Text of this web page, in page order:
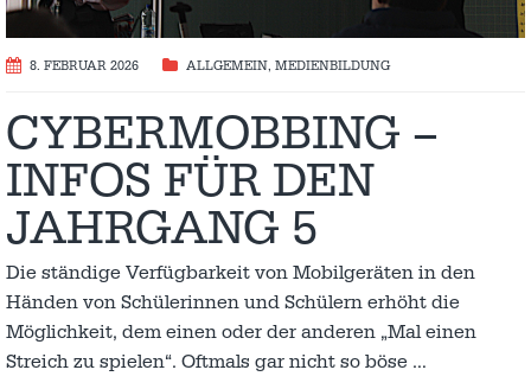
8. FEBRUAR 2026 ALLGEMEIN, MEDIENBILDUNG
CYBERMOBBING –
INFOS FÜR DEN
JAHRGANG 5
Die ständige Verfügbarkeit von Mobilgeräten in den
Händen von Schülerinnen und Schülern erhöht die
Möglichkeit, dem einen oder der anderen „Mal einen
Streich zu spielen“. Oftmals gar nicht so böse …